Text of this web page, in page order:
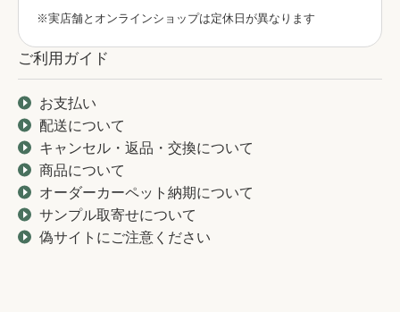
※実店舗とオンラインショップは定休日が異なります
ご利用ガイド
お支払い
配送について
キャンセル・返品・交換について
商品について
オーダーカーペット納期について
サンプル取寄せについて
偽サイトにご注意ください